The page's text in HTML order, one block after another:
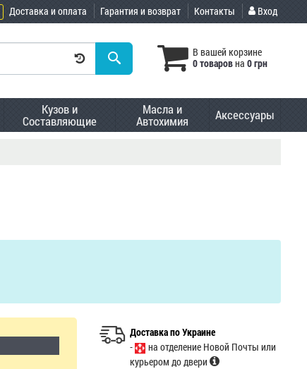
Доставка и оплата Гарантия и возврат Контакты Вход
В вашей корзине
0 товаровна 0 грн
Кузов и
Составляющие
Масла и
Автохимия Аксессуары
Доставка по Украине
-
на отделение Новой Почты или
курьером до двери